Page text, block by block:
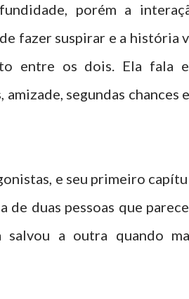
porém a
fazer suspirar e a história
entre os dois. Ela fala
segundas chances
e seu primeiro
duas pessoas que
a outra quando